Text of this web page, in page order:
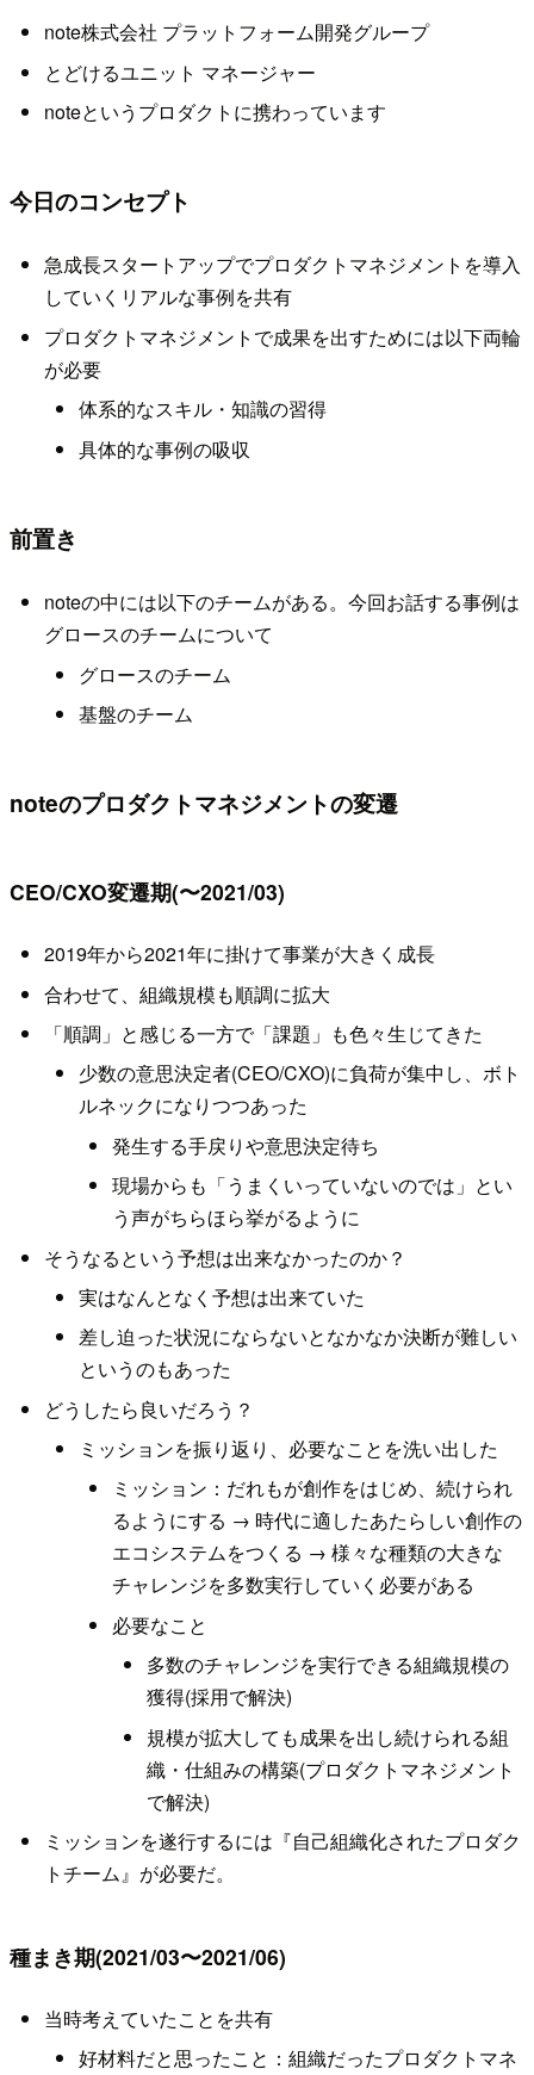
note株式会社 プラットフォーム開発グループ
とどけるユニット マネージャー
noteというプロダクトに携わっています
今日のコンセプト
急成長スタートアップでプロダクトマネジメントを導入
していくリアルな事例を共有
プロダクトマネジメントで成果を出すためには以下両輪
が必要
体系的なスキル・知識の習得
具体的な事例の吸収
前置き
noteの中には以下のチームがある。今回お話する事例は
グロースのチームについて
グロースのチーム
基盤のチーム
noteのプロダクトマネジメントの変遷
CEO/CXO変遷期(〜2021/03)
2019年から2021年に掛けて事業が大きく成長
合わせて、組織規模も順調に拡大
「順調」と感じる一方で「課題」も色々生じてきた
少数の意思決定者(CEO/CXO)に負荷が集中し、ボト
ルネックになりつつあった
発生する手戻りや意思決定待ち
現場からも「うまくいっていないのでは」とい
う声がちらほら挙がるように
そうなるという予想は出来なかったのか？
実はなんとなく予想は出来ていた
差し迫った状況にならないとなかなか決断が難しい
というのもあった
どうしたら良いだろう？
ミッションを振り返り、必要なことを洗い出した
ミッション：だれもが創作をはじめ、続けられ
るようにする → 時代に適したあたらしい創作の
エコシステムをつくる → 様々な種類の大きな
チャレンジを多数実行していく必要がある
必要なこと
多数のチャレンジを実行できる組織規模の
獲得(採用で解決)
規模が拡大しても成果を出し続けられる組
織・仕組みの構築(プロダクトマネジメント
で解決)
ミッションを遂行するには『自己組織化されたプロダク
トチーム』が必要だ。
種まき期(2021/03〜2021/06)
当時考えていたことを共有
好材料だと思ったこと：組織だったプロダクトマネ